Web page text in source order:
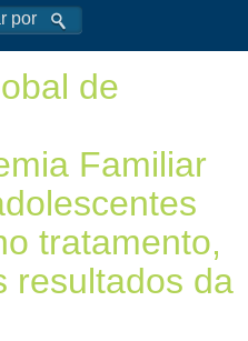
de
Familiar
tratamento,
resultados da